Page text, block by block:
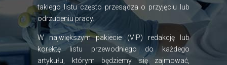
takiego listu często przesądza o przyjęciu lub
odrzuceniu pracy.
W największym pakiecie (VIP) redakcję lub
korektę listu przewodniego do każdego
artykułu, którym będziemy się zajmować,